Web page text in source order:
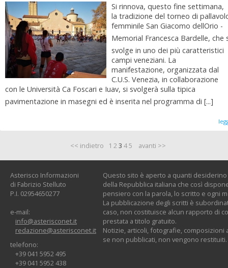
Si rinnova, questo fine settimana,
la tradizione del torneo di
femminile San Giacomo dellOrio -
Memorial Francesca Bardelle, che
svolge in uno dei più caratteristici
campi veneziani. La
manifestazione, organizzata dal
C.U.S. Venezia, in collaborazione
con le Università Ca Foscari e Iuav, si svolgerà sulla tipica
pavimentazione in masegni ed è inserita nel programma di [...]
<< indietro 1 23 45 avanti >>
Asterisco Informazioni
di Fabrizio Stelluto
P.I. 02954650277
e-mail:
info@asterisconet.it
redazione@asterisconet.it
telefono:
+39 041 5952 495
+39 041 5952 438
Questo sito è aperto a quanti
della Repubblica italiana che così
pensiero con la parola, lo scritto e ogni
La pubblicazione degli scritti è
caso, non costituisce alcun rapporto di
prestata a titolo gratuito.
Notizie, articoli, fotografie, composizioni
se non pubblicati, non vengono restituiti.